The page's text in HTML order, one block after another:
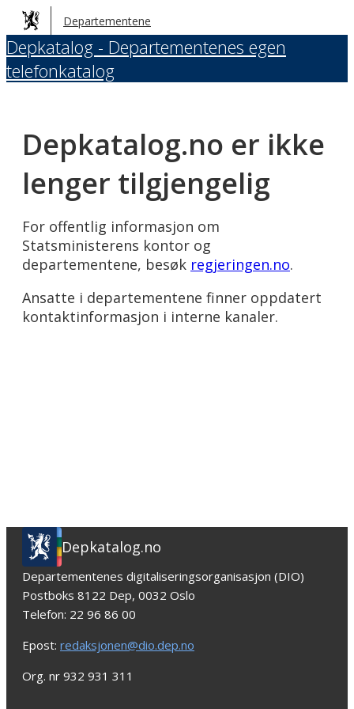
Hopp
til
hovedinnhold
Departementene
Depkatalog - Departementenes egen
telefonkatalog
Depkatalog.no er ikke
lenger tilgjengelig
For offentlig informasjon om
Statsministerens kontor og
departementene, besøk regjeringen.no.
Ansatte i departementene finner oppdatert
kontaktinformasjon i interne kanaler.
Depkatalog.no
Departementenes digitaliseringsorganisasjon (DIO)
Postboks 8122 Dep, 0032 Oslo
Telefon: 22 96 86 00
Epost: redaksjonen@dio.dep.no
Org. nr 932 931 311